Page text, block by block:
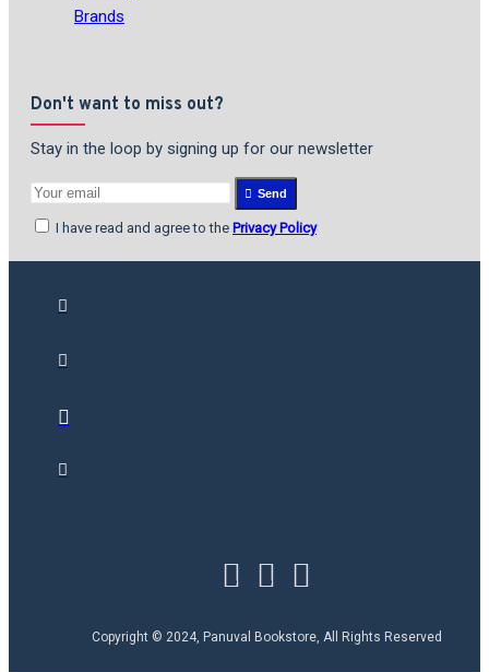
Brands
Don't want to miss out?
Stay in the loop by signing up for our newsletter
Send
I have read and agree to the Privacy Policy
Copyright © 2024, Panuval Bookstore, All Rights Reserved